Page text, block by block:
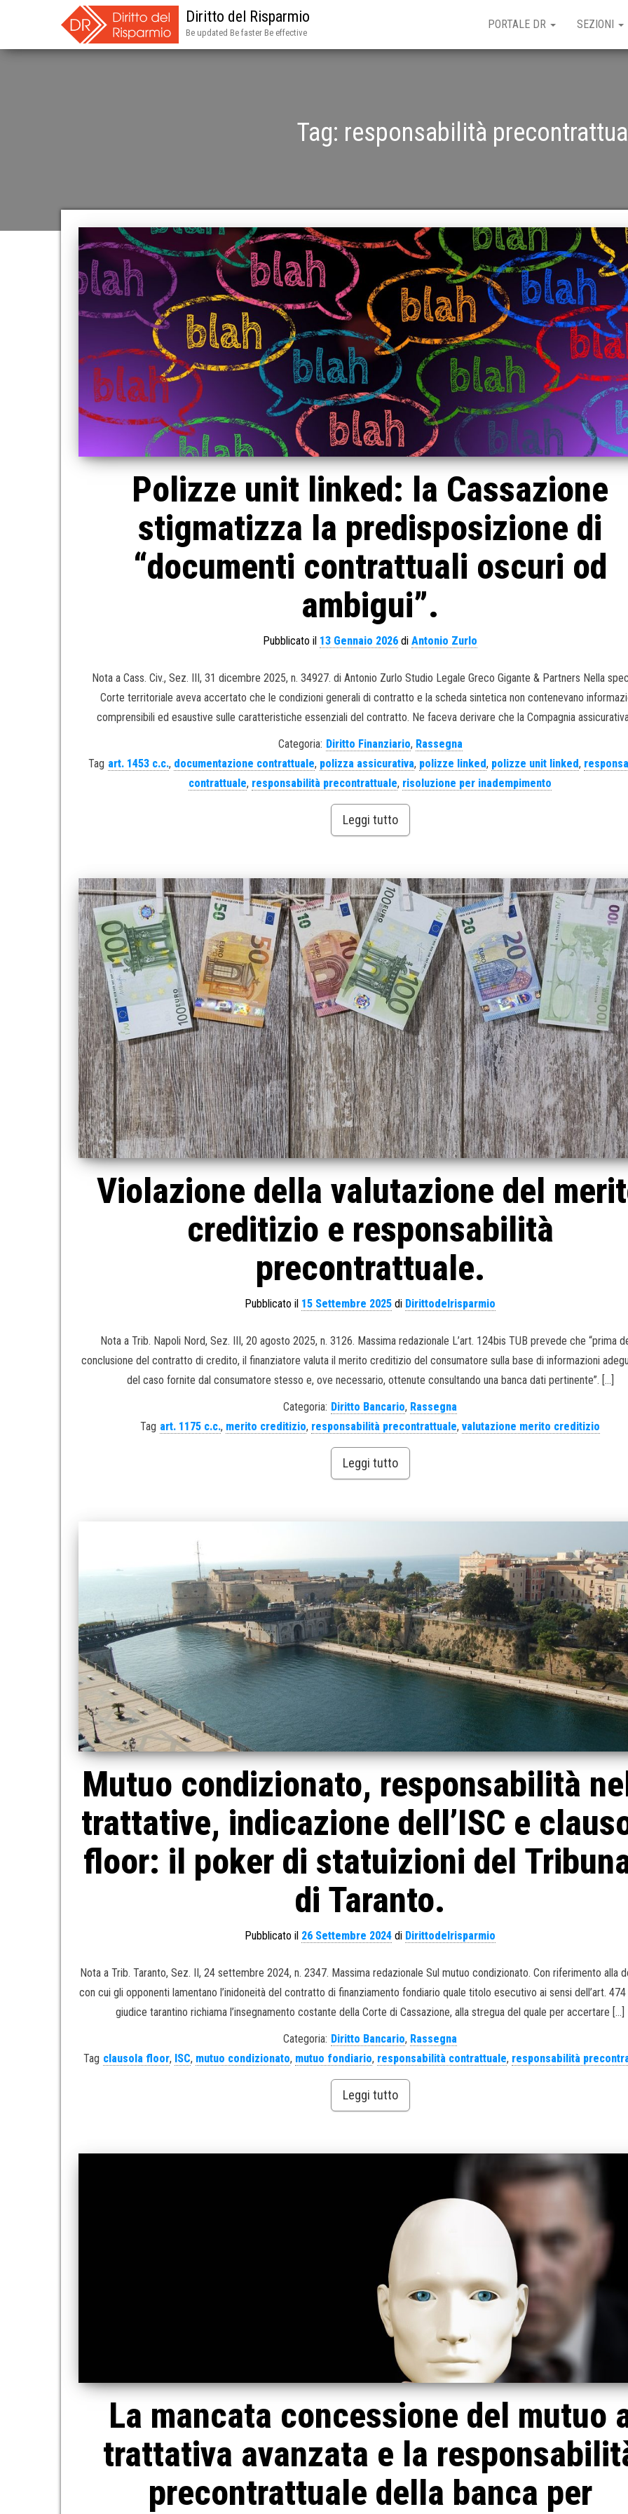
Diritto del Risparmio
Be updated Be faster Be effective
PORTALE DR SEZIONI
Tag: responsabilità
Polizze unit linked: la Cassazione
stigmatizza la predisposizione di
“documenti contrattuali oscuri od
ambigui”.
Pubblicato il 13 Gennaio 2026 diAntonio Zurlo
Nota a Cass. Civ., Sez. III, 31 dicembre 2025, n. 34927. di Antonio Zurlo Studio Legale Greco Gigante & Partners Nella
Corte territoriale aveva accertato che le condizioni generali di contratto e la scheda sintetica non contenevano
comprensibili ed esaustive sulle caratteristiche essenziali del contratto. Ne faceva derivare che la Compagnia
Categoria: Diritto Finanziario, Rassegna
Tag art. 1453 c.c., documentazione contrattuale, polizza assicurativa, polizze linked, polizze unit linked,
contrattuale, responsabilità precontrattuale, risoluzione per inadempimento
Leggi tutto
Violazione della valutazione del
creditizio e responsabilità
precontrattuale.
Pubblicato il 15 Settembre 2025 di Dirittodelrisparmio
Nota a Trib. Napoli Nord, Sez. III, 20 agosto 2025, n. 3126. Massima redazionale L’art. 124bis TUB prevede che “prima
conclusione del contratto di credito, il finanziatore valuta il merito creditizio del consumatore sulla base di informazioni
del caso fornite dal consumatore stesso e, ove necessario, ottenute consultando una banca dati pertinente”. […]
Categoria: Diritto Bancario, Rassegna
Tag art. 1175 c.c., merito creditizio, responsabilità precontrattuale,valutazione merito creditizio
Leggi tutto
Mutuo condizionato, responsabilità
trattative, indicazione dell’ISC e
floor: il poker di statuizioni del
di Taranto.
Pubblicato il 26 Settembre 2024 di Dirittodelrisparmio
Nota a Trib. Taranto, Sez. II, 24 settembre 2024, n. 2347. Massima redazionale Sul mutuo condizionato. Con riferimento alla
con cui gli opponenti lamentano l’inidoneità del contratto di finanziamento fondiario quale titolo esecutivo ai sensi dell’art.
giudice tarantino richiama l’insegnamento costante della Corte di Cassazione, alla stregua del quale per accertare […]
Categoria: Diritto Bancario, Rassegna
Tag clausola floor, ISC, mutuo condizionato, mutuo fondiario, responsabilità contrattuale, responsabilità
Leggi tutto
La mancata concessione del mutuo
trattativa avanzata e la
precontrattuale della banca per